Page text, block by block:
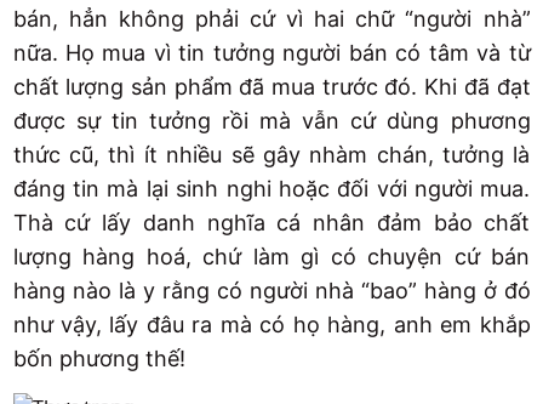
bán, hẳn không phải cứ vì hai chữ “người nhà”
nữa. Họ mua vì tin tưởng người bán có tâm và từ
chất lượng sản phẩm đã mua trước đó. Khi đã đạt
được sự tin tưởng rồi mà vẫn cứ dùng phương
thức cũ, thì ít nhiều sẽ gây nhàm chán, tưởng là
đáng tin mà lại sinh nghi hoặc đối với người mua.
Thà cứ lấy danh nghĩa cá nhân đảm bảo chất
lượng hàng hoá, chứ làm gì có chuyện cứ bán
hàng nào là y rằng có người nhà “bao” hàng ở đó
như vậy, lấy đâu ra mà có họ hàng, anh em khắp
bốn phương thế!